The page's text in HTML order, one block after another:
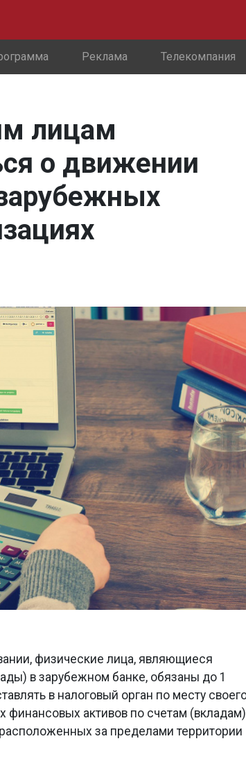
Реклама Телекомпания
лицам
о движении
физические лица, являющиеся
в зарубежном банке, обязаны до 1
в налоговый орган по месту
активов по счетам
за пределами территории